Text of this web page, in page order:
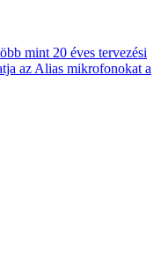
mint 20 éves tervezési
az Alias mikrofonokat a